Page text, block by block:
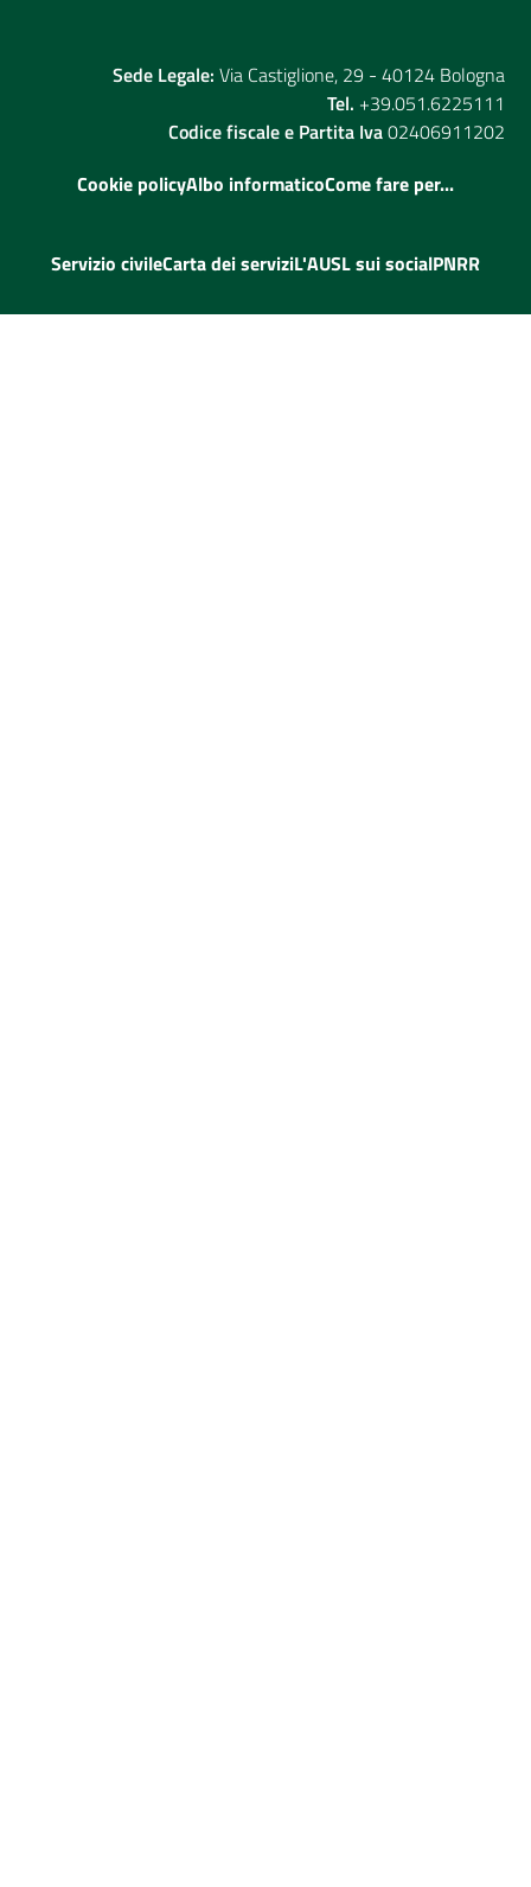
Sede Legale: Via Castiglione, 29 - 40124 Bologna
Tel. +39.051.6225111
Codice fiscale e Partita Iva02406911202
Cookie policyAlbo informaticoCome fare per...
Servizio civileCarta dei serviziL'AUSL sui socialPNRR